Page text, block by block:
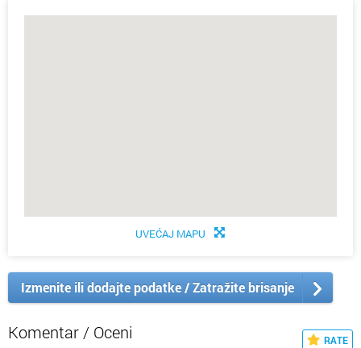
UVEĆAJ MAPU
Izmenite ili dodajte podatke / Zatražite brisanje
Komentar / Oceni RATE